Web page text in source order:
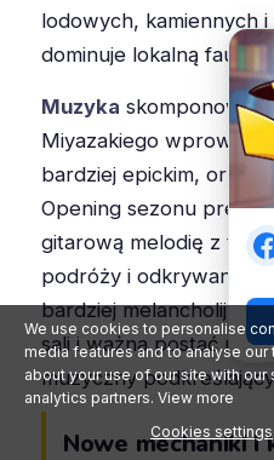
lodowych, kamiennych
dominuje lokalną faunę.
Muzyka
Miyazakiego
bardziej epickim,
Opening sezonu
gitarową melodię z
podróży i odkrywaniu,
bardziej melancholijny i
sali i ważna postać ma
muzyczny
Nowe mechaniki i
We use cookies to personalise
media features and to analyse
about your use of our site with
analytics partners. View more
Cookies settings